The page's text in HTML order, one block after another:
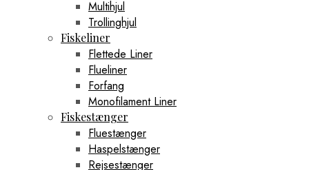
Multihjul
Trollinghjul
Fiskeliner
Flettede Liner
Flueliner
Forfang
Monofilament Liner
Fiskestænger
Fluestænger
Haspelstænger
Rejsestænger